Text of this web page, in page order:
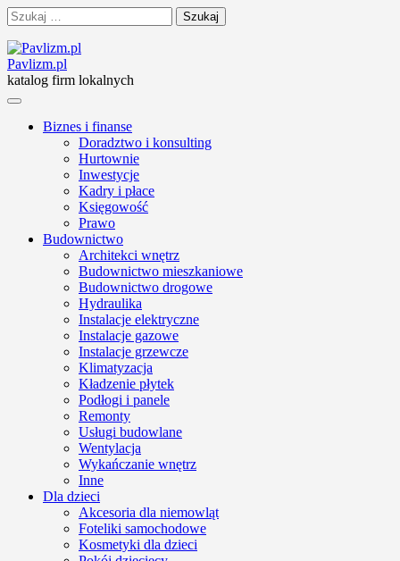
Skip
to
content
Szukaj:
Pavlizm.pl
katalog firm lokalnych
Biznes i finanse
Doradztwo i konsulting
Hurtownie
Inwestycje
Kadry i płace
Księgowość
Prawo
Budownictwo
Architekci wnętrz
Budownictwo mieszkaniowe
Budownictwo drogowe
Hydraulika
Instalacje elektryczne
Instalacje gazowe
Instalacje grzewcze
Klimatyzacja
Kładzenie płytek
Podłogi i panele
Remonty
Usługi budowlane
Wentylacja
Wykańczanie wnętrz
Inne
Dla dzieci
Akcesoria dla niemowląt
Foteliki samochodowe
Kosmetyki dla dzieci